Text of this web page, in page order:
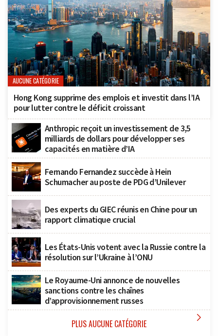
AUCUNE CATÉGORIE
Hong Kong supprime des emplois et investit dans l’IA
pour lutter contre le déficit croissant
Anthropic reçoit un investissement de 3,5
milliards de dollars pour développer ses
capacités en matière d’IA
Fernando Fernandez succède à Hein
Schumacher au poste de PDG d’Unilever
Des experts du GIEC réunis en Chine pour un
rapport climatique crucial
Les États-Unis votent avec la Russie contre la
résolution sur l’Ukraine à l’ONU
Le Royaume-Uni annonce de nouvelles
sanctions contre les chaînes
d’approvisionnement russes
PLUS AUCUNE CATÉGORIE 